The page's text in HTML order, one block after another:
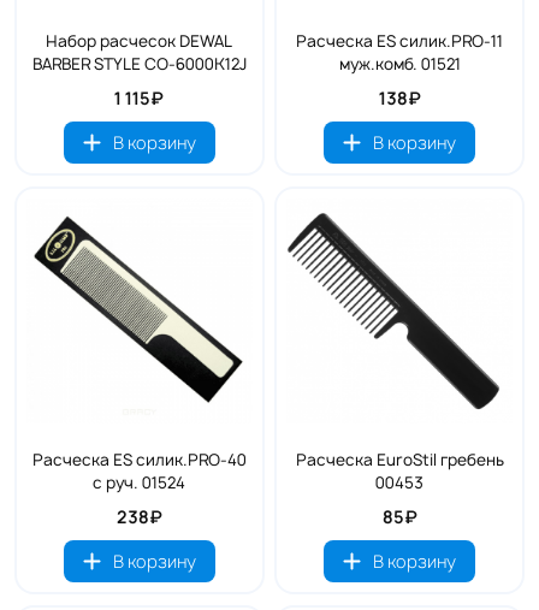
Набор расчесок DEWAL
BARBER STYLE CO-6000K12J
1 115₽
В корзину
Расческа ES силик.PRO-11
муж.комб. 01521
138₽
В корзину
Расческа ES силик.PRO-40
с руч. 01524
238₽
В корзину
Расческа EuroStil гребень
00453
85₽
В корзину